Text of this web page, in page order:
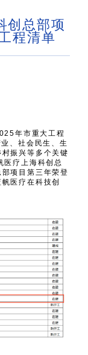
创总部项
程清单
年市重大工程
、社会民生、生
振兴等多个关键
医疗上海科创总
项目第三年荣登
医疗在科技创